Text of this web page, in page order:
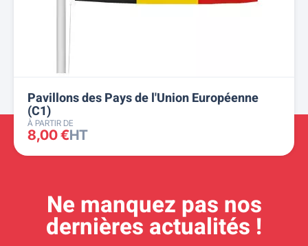
Pavillons des Pays de l'Union Européenne
(C1)
À PARTIR DE
8,00 €HT
Ne manquez pas nos
dernières actualités !